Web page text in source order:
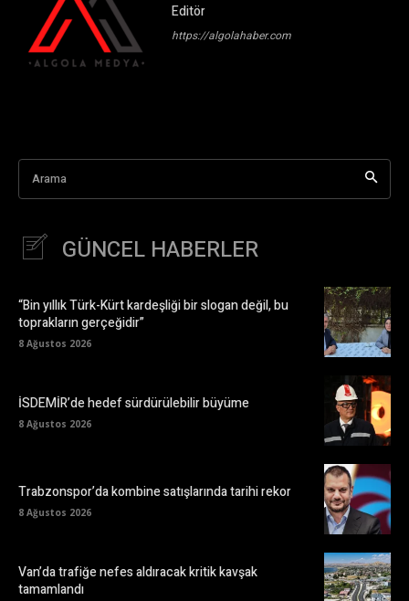
Editör
https://algolahaber.com
Arama
GÜNCEL HABERLER
“Bin yıllık Türk-Kürt kardeşliği bir slogan değil, bu
toprakların gerçeğidir”
8 Ağustos 2026
İSDEMİR’de hedef sürdürülebilir büyüme
8 Ağustos 2026
Trabzonspor’da kombine satışlarında tarihi rekor
8 Ağustos 2026
Van’da trafiğe nefes aldıracak kritik kavşak
tamamlandı